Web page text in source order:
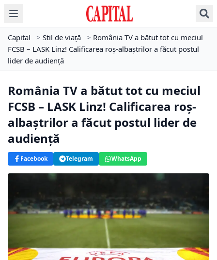
Capital > Stil de viață > România TV a bătut tot cu meciul
FCSB – LASK Linz! Calificarea roș-albaștrilor a făcut postul
lider de audiență
România TV a bătut tot cu meciul
FCSB – LASK Linz! Calificarea roș-
albaștrilor a făcut postul lider de
audiență
Facebook Telegram WhatsApp